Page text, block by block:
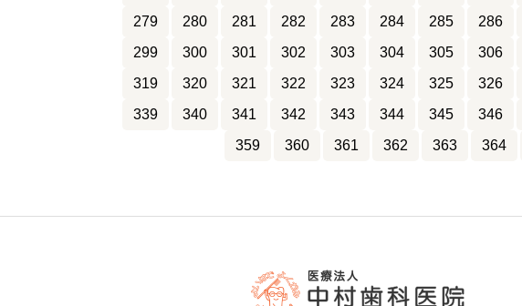
279
280 281 282 283 284 285 286
299
300 301 302 303 304 305 306
319
320 321 322 323 324 325 326
339
340 341 342 343 344 345 346
359
360 361 362 363 364